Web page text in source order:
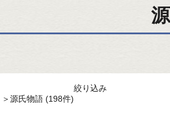
＞源氏物語 (198件)
絞り込み